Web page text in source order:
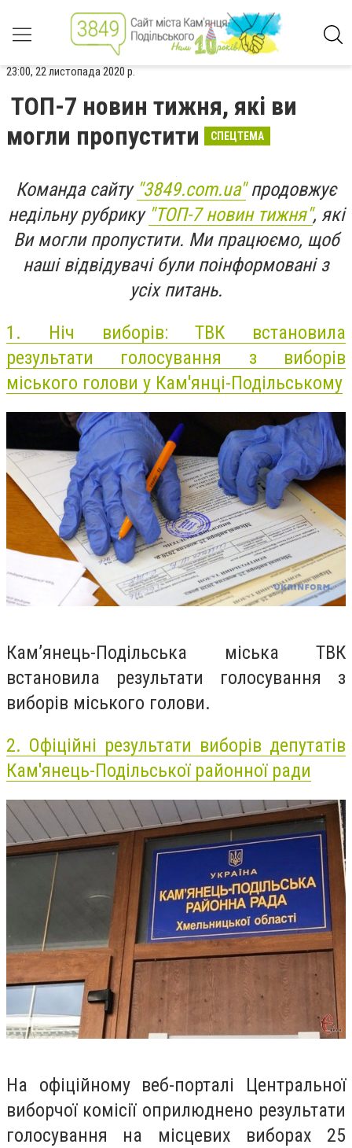
23:00, 22 листопада 2020 р.
ТОП-7 новин тижня, які ви
могли пропустити
СПЕЦТЕМА
Команда сайту "3849.com.ua"продовжує
недільну рубрику "ТОП-7 новин тижня", які
Ви могли пропустити. Ми працюємо, щоб
наші відвідувачі були поінформовані з
усіх питань.
1. Ніч виборів: ТВК встановила
результати голосування з виборів
міського голови у Кам'янці-Подільському
Кам’янець-Подільська міська ТВК
встановила результати голосування з
виборів міського голови.
2. Офіційні результати виборів депутатів
Кам'янець-Подільської районної ради
На офіційному веб-порталі Центральної
виборчої комісії оприлюднено результати
голосування на місцевих виборах 25